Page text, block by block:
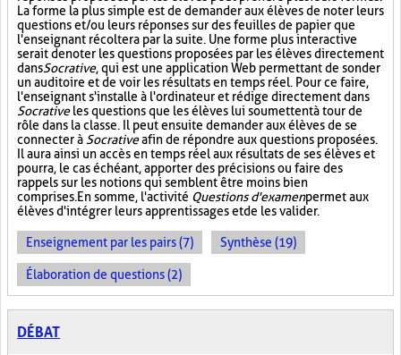
La forme la plus simple est de demander aux élèves de noter leurs
questions et/ou leurs réponses sur des feuilles de papier que
l'enseignant récoltera par la suite. Une forme plus interactive
serait de noter les questions proposées par les élèves directement
dansSocrative, qui est une application Web permettant de sonder
un auditoire et de voir les résultats en temps réel. Pour ce faire,
l'enseignant s'installe à l'ordinateur et rédige directement dans
Socrativeles questions que les élèves lui soumettent à tour de
rôle dans la classe. Il peut ensuite demander aux élèves de se
connecter à Socrativeafin de répondre aux questions proposées.
Il aura ainsi un accès en temps réel aux résultats de ses élèves et
pourra, le cas échéant, apporter des précisions ou faire des
rappels sur les notions qui semblent être moins bien
comprises. En somme, l'activité Questions d'examenpermet aux
élèves d'intégrer leurs apprentissages et de les valider.
Enseignement par les pairs (7) Synthèse (19)
Élaboration de questions (2)
DÉBAT